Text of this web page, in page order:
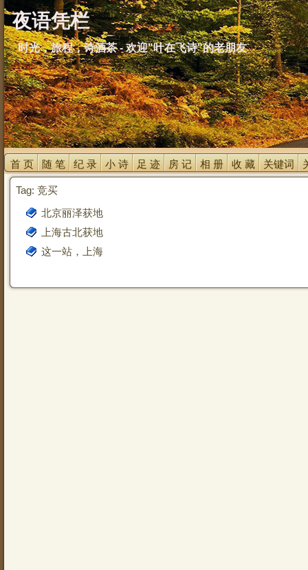
夜语凭栏
时光，旅程，诗酒茶 - 欢迎"叶在飞诗"的老朋友
首 页 随 笔 纪 录 小 诗 足 迹 房 记 相 册 收 藏 关键词
Tag: 竞买
北京丽泽获地
上海古北获地
这一站，上海